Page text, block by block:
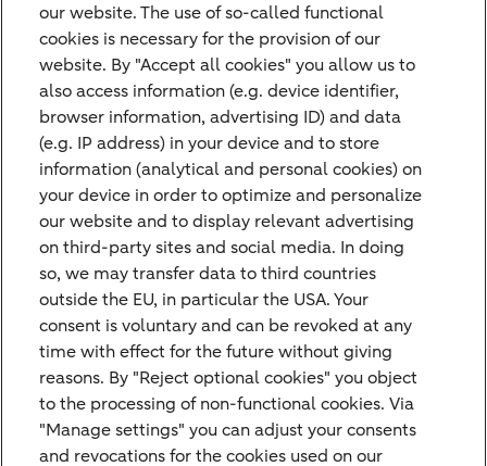
Tags
Investing for better
Wichtige Hinweise
Disclaimer
Diese Ausarbeitung der ABN AMRO Bank N.V.
Frankfurt Branch (nachfolgend „Bethmann
HAL") stellt weder ein Angebot noch eine
Beratung oder Aufforderung zum Kauf oder
Verkauf irgendeiner Finanzanlage noch eine
offizielle Bestätigung einer Transaktion dar,
sondern dient ausschließlich der Information
our website. The use of so-called functional
cookies is necessary for the provision of our
website. By "Accept all cookies" you allow us to
also access information (e.g. device identifier,
browser information, advertising ID) and data
(e.g. IP address) in your device and to store
information (analytical and personal cookies) on
your device in order to optimize and personalize
our website and to display relevant advertising
on third-party sites and social media. In doing
so, we may transfer data to third countries
outside the EU, in particular the USA. Your
consent is voluntary and can be revoked at any
time with effect for the future without giving
reasons. By "Reject optional cookies" you object
to the processing of non-functional cookies. Via
"Manage settings" you can adjust your consents
and revocations for the cookies used on our